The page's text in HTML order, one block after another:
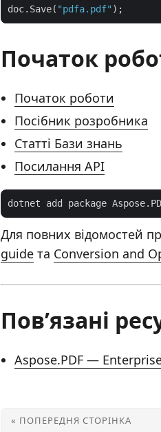
doc.Save( "pdfa.pdf"
Початок
Початок роботи
Посібник розробника
Статті Бази знань
Посилання API
dotnet add package
Для повних відомостей
guide та Conversion and
Пов’язані
Aspose.PDF —
« ПОПЕРЕДНЯ СТОРІНКА